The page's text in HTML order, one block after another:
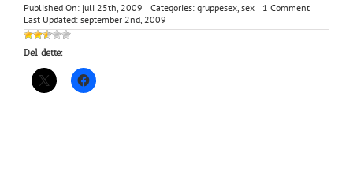
Published On: juli 25th, 2009 Categories: gruppesex, sex 1 Commenton
3
Last Updated: september 2nd, 2009
Del dette: